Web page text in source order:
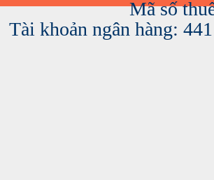
Mã số
Tài khoản ngân hàng: